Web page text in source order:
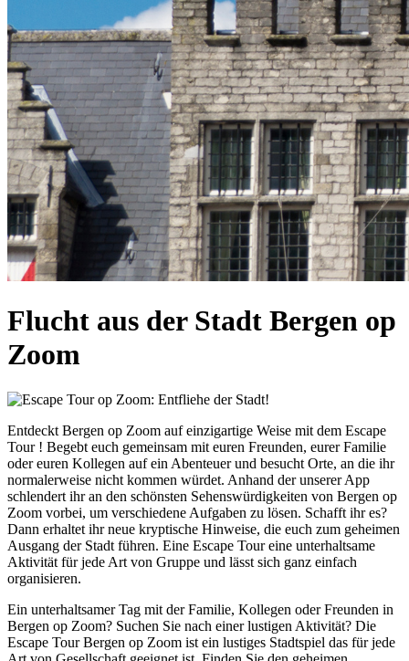
Flucht aus der Stadt Bergen op
Zoom
Entdeckt Bergen op Zoom auf einzigartige Weise mit dem Escape
Tour ! Begebt euch gemeinsam mit euren Freunden, eurer Familie
oder euren Kollegen auf ein Abenteuer und besucht Orte, an die ihr
normalerweise nicht kommen würdet. Anhand der unserer App
schlendert ihr an den schönsten Sehenswürdigkeiten von Bergen op
Zoom vorbei, um verschiedene Aufgaben zu lösen. Schafft ihr es?
Dann erhaltet ihr neue kryptische Hinweise, die euch zum geheimen
Ausgang der Stadt führen. Eine Escape Tour eine unterhaltsame
Aktivität für jede Art von Gruppe und lässt sich ganz einfach
organisieren.
Ein unterhaltsamer Tag mit der Familie, Kollegen oder Freunden in
Bergen op Zoom? Suchen Sie nach einer lustigen Aktivität? Die
Escape Tour Bergen op Zoom ist ein lustiges Stadtspiel das für jede